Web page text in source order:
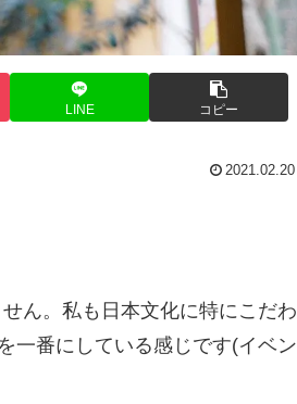
LINE コピー
2021.02.20
ん。私も日本文化に特にこだわ
一番にしている感じです(イベン